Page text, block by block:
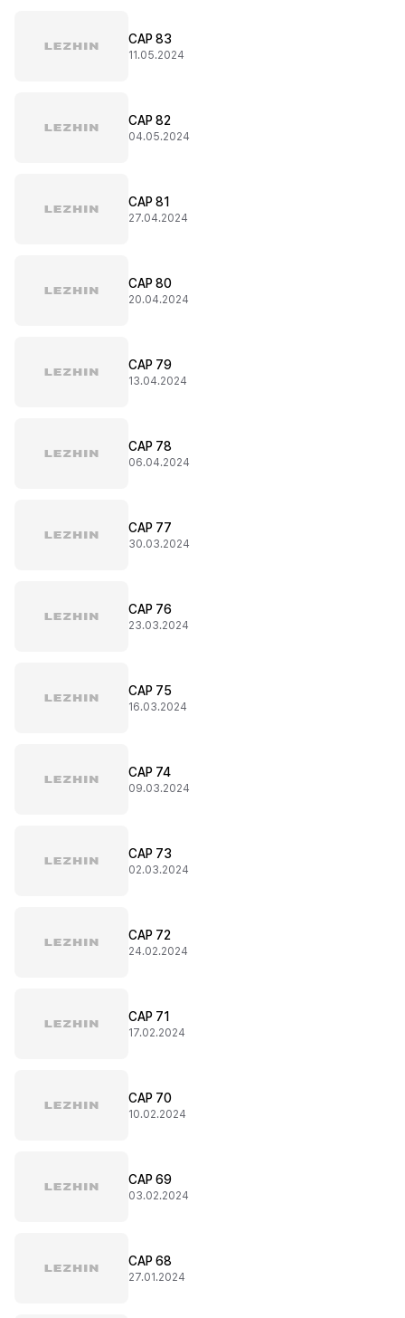
CAP 83
11.05.2024
CAP 82
04.05.2024
CAP 81
27.04.2024
CAP 80
20.04.2024
CAP 79
13.04.2024
CAP 78
06.04.2024
CAP 77
30.03.2024
CAP 76
23.03.2024
CAP 75
16.03.2024
CAP 74
09.03.2024
CAP 73
02.03.2024
CAP 72
24.02.2024
CAP 71
17.02.2024
CAP 70
10.02.2024
CAP 69
03.02.2024
CAP 68
27.01.2024